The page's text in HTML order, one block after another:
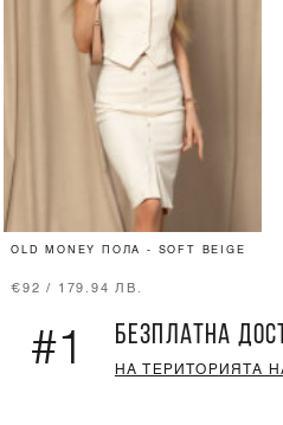
OLD MONEY ПОЛА - SOFT BEIGE
€92 / 179.94 ЛВ.
#1 БЕЗПЛАТНА
НА ТЕРИТОРИЯТА